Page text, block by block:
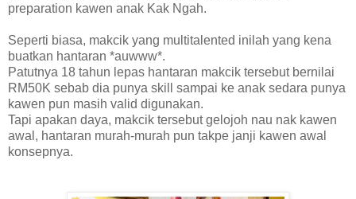
preparation kawen anak Kak Ngah.
Seperti biasa, makcik yang multitalented inilah yang kena
buatkan hantaran *auwww*.
Patutnya 18 tahun lepas hantaran makcik tersebut bernilai
RM50K sebab dia punya skill sampai ke anak sedara punya
kawen pun masih valid digunakan.
Tapi apakan daya, makcik tersebut gelojoh nau nak kawen
awal, hantaran murah-murah pun takpe janji kawen awal
konsepnya.